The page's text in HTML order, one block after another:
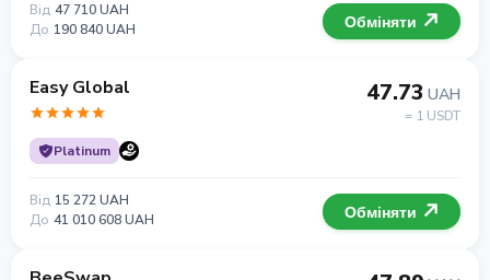
Від 47 710 UAH
До 190 840 UAH Обміняти
Easy Global
Platinum
47.73 UAH
= 1 USDT
Від 15 272 UAH
До 41 010 608 UAH Обміняти